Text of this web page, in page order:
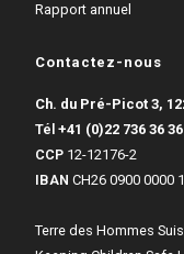
Rapport annuel
Contactez-nous
Ch. du Pré-Picot 3,
Tél +41 (0)22 736 36 36
CCP 12-12176-2
IBAN CH26 0900 0000
Terre des Hommes